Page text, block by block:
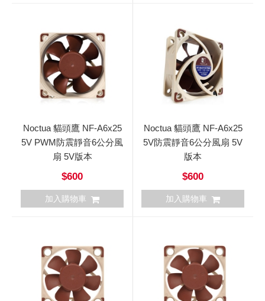
Noctua 貓頭鷹 NF-A6x25
5V PWM防震靜音6公分風
扇 5V版本
$600
加入購物車
Noctua 貓頭鷹 NF-A6x25
5V防震靜音6公分風扇 5V
版本
$600
加入購物車